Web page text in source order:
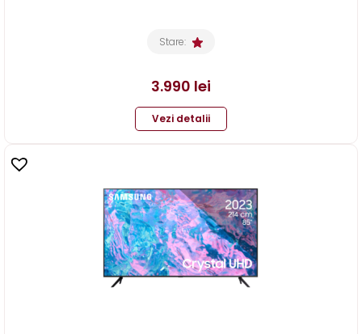
Stare:
3.990 lei
Vezi detalii